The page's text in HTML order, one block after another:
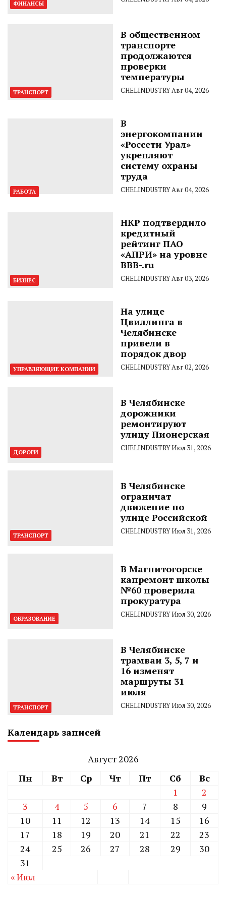
ФИНАНСЫ
ТРАНСПОРТ
В общественном
транспорте
продолжаются
проверки
температуры
CHELINDUSTRYАвг 04, 2026
РАБОТА
В
энергокомпании
«Россети Урал»
укрепляют
систему охраны
труда
CHELINDUSTRYАвг 04, 2026
БИЗНЕС
НКР подтвердило
кредитный
рейтинг ПАО
«АПРИ» на уровне
BBB-.ru
CHELINDUSTRYАвг 03, 2026
УПРАВЛЯЮЩИЕ КОМПАНИИ
На улице
Цвиллинга в
Челябинске
привели в
порядок двор
CHELINDUSTRYАвг 02, 2026
ДОРОГИ
В Челябинске
дорожники
ремонтируют
улицу Пионерская
CHELINDUSTRYИюл 31, 2026
ТРАНСПОРТ
В Челябинске
ограничат
движение по
улице Российской
CHELINDUSTRYИюл 31, 2026
ОБРАЗОВАНИЕ
В Магнитогорске
капремонт школы
№60 проверила
прокуратура
CHELINDUSTRYИюл 30, 2026
ТРАНСПОРТ
В Челябинске
трамваи 3, 5, 7 и
16 изменят
маршруты 31
июля
CHELINDUSTRYИюл 30, 2026
Календарь записей
Август 2026
Пн
Вт Ср Чт Пт Сб
Вс
1
2
3
4 5 6 7 8
9
10
11 12 13 14 15
16
17
18 19 20 21 22
23
24
25 26 27 28 29
30
31
« Июл